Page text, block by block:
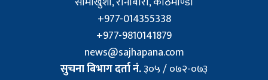
+977-014355338
+977-9810141879
news@sajhapana.com
सुचना बिभाग दर्ता नं.३०५ / ०७२-०७३